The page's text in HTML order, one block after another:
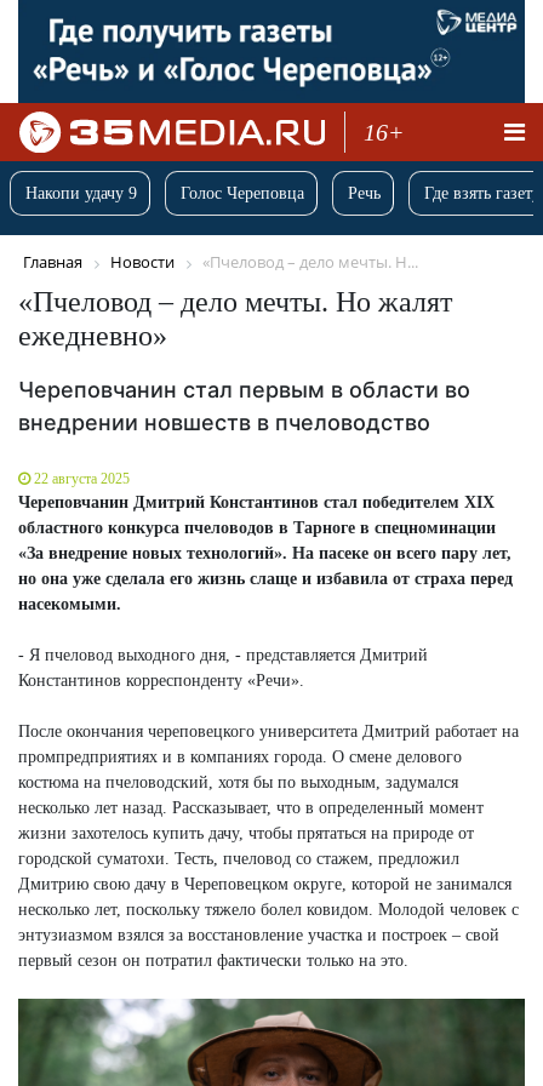
16+
Накопи удачу 9 Голос Череповца Речь Где взять
Главная Новости «Пчеловод – дело мечты. Н...
«Пчеловод – дело мечты. Но жалят
ежедневно»
Череповчанин стал первым в области во
внедрении новшеств в пчеловодство
22 августа 2025
Череповчанин Дмитрий Константинов стал победителем XIX
областного конкурса пчеловодов в Тарноге в спецноминации
«За внедрение новых технологий». На пасеке он всего пару лет,
но она уже сделала его жизнь слаще и избавила от страха перед
насекомыми.
- Я пчеловод выходного дня, - представляется Дмитрий
Константинов корреспонденту «Речи».
После окончания череповецкого университета Дмитрий работает на
промпредприятиях и в компаниях города. О смене делового
костюма на пчеловодский, хотя бы по выходным, задумался
несколько лет назад. Рассказывает, что в определенный момент
жизни захотелось купить дачу, чтобы прятаться на природе от
городской суматохи. Тесть, пчеловод со стажем, предложил
Дмитрию свою дачу в Череповецком округе, которой не занимался
несколько лет, поскольку тяжело болел ковидом. Молодой человек с
энтузиазмом взялся за восстановление участка и построек – свой
первый сезон он потратил фактически только на это.